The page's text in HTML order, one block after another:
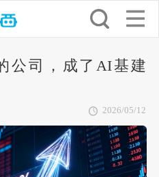
公司，成了AI基建
2026/05/12